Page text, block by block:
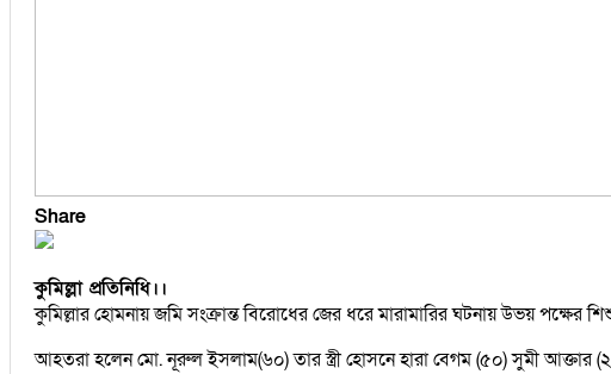
Share
কুমিল্লা প্রতিনিধি।।
কুমিল্লার হোমনায় জমি সংক্রান্ত বিরোধের জের ধরে মারামারির ঘটনায় উভয়
আহতরা হলেন মো. নূরুল ইসলাম(৬০) তার স্ত্রী হোসনে হারা বেগম (৫০) সুমী আক্তার